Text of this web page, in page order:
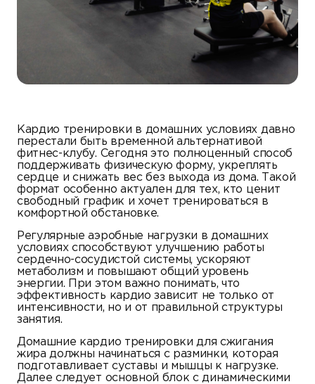
Кардио тренировки в домашних условиях давно
перестали быть временной альтернативой
фитнес-клубу. Сегодня это полноценный способ
поддерживать физическую форму, укреплять
сердце и снижать вес без выхода из дома. Такой
формат особенно актуален для тех, кто ценит
свободный график и хочет тренироваться в
комфортной обстановке.
Регулярные аэробные нагрузки в домашних
условиях способствуют улучшению работы
сердечно-сосудистой системы, ускоряют
метаболизм и повышают общий уровень
энергии. При этом важно понимать, что
эффективность кардио зависит не только от
интенсивности, но и от правильной структуры
занятия.
Домашние кардио тренировки для сжигания
жира должны начинаться с разминки, которая
подготавливает суставы и мышцы к нагрузке.
Далее следует основной блок с динамическими